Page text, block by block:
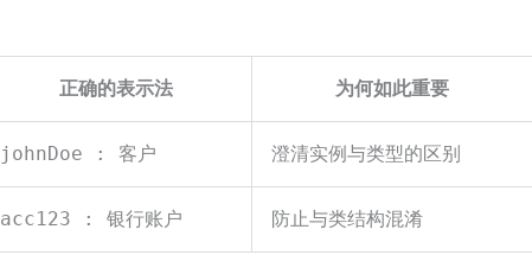
正确的表示法 为何如此重要
johnDoe : 客户 澄清实例与类型的区别
acc123 : 银行账户 防止与类结构混淆